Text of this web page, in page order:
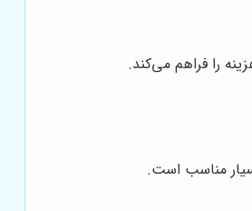
را فراهم می‌کند.
مناسب است.